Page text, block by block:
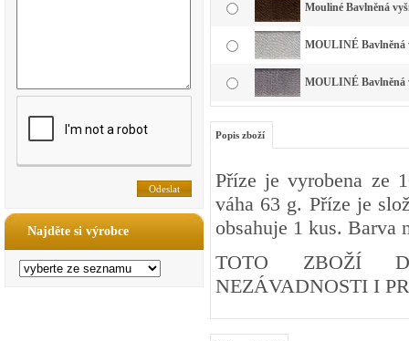
Najděte si výrobce
Mouliné Bavlněná
MOULINÉ Bavlněná
MOULINÉ Bavlněná
Popis zboží
Příze je vyrobena ze
váha 63 g. Příze je
obsahuje 1 kus. Barva
TOTO ZBOŽÍ
NEZÁVADNOSTI I